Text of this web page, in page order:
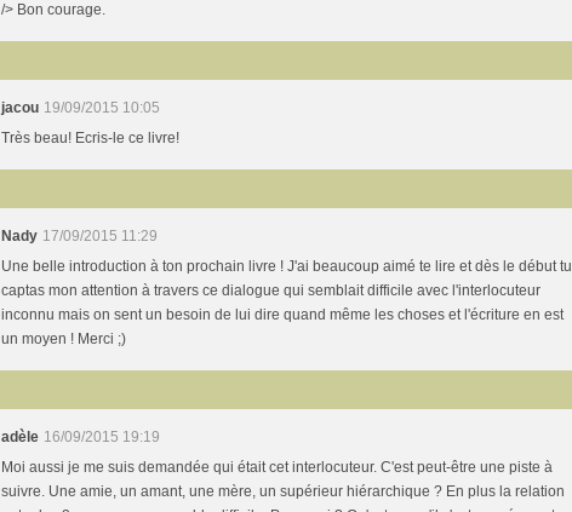
/> Bon courage.
jacou 19/09/2015 10:05
Très beau! Ecris-le ce livre!
Nady 17/09/2015 11:29
Une belle introduction à ton prochain livre ! J'ai beaucoup aimé te lire et dès le début tu
captas mon attention à travers ce dialogue qui semblait difficile avec l'interlocuteur
inconnu mais on sent un besoin de lui dire quand même les choses et l'écriture en est
un moyen ! Merci ;)
adèle 16/09/2015 19:19
Moi aussi je me suis demandée qui était cet interlocuteur. C'est peut-être une piste à
suivre. Une amie, un amant, une mère, un supérieur hiérarchique ? En plus la relation